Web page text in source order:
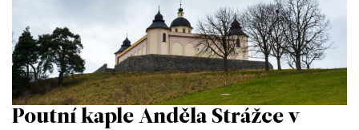
Poutní kaple Anděla Strážce v